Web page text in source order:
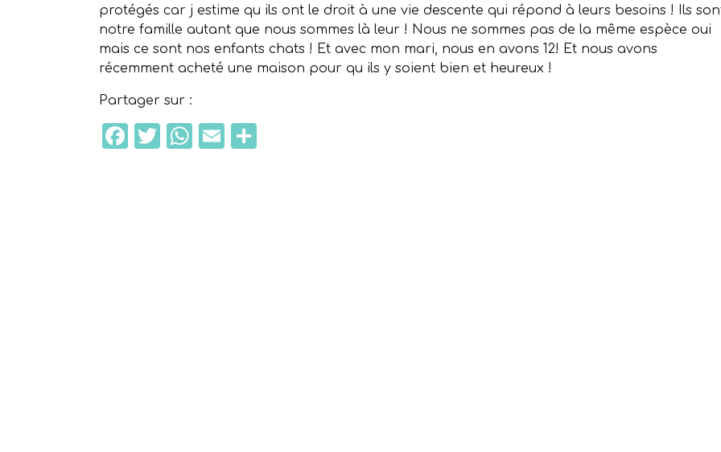
protégés car j estime qu ils ont le droit à une vie descente qui répond à leurs besoins ! Ils
notre famille autant que nous sommes là leur ! Nous ne sommes pas de la même espèce oui
mais ce sont nos enfants chats ! Et avec mon mari, nous en avons 12! Et nous avons
récemment acheté une maison pour qu ils y soient bien et heureux !
Partager sur :
Facebook
Twitter
WhatsApp
Email